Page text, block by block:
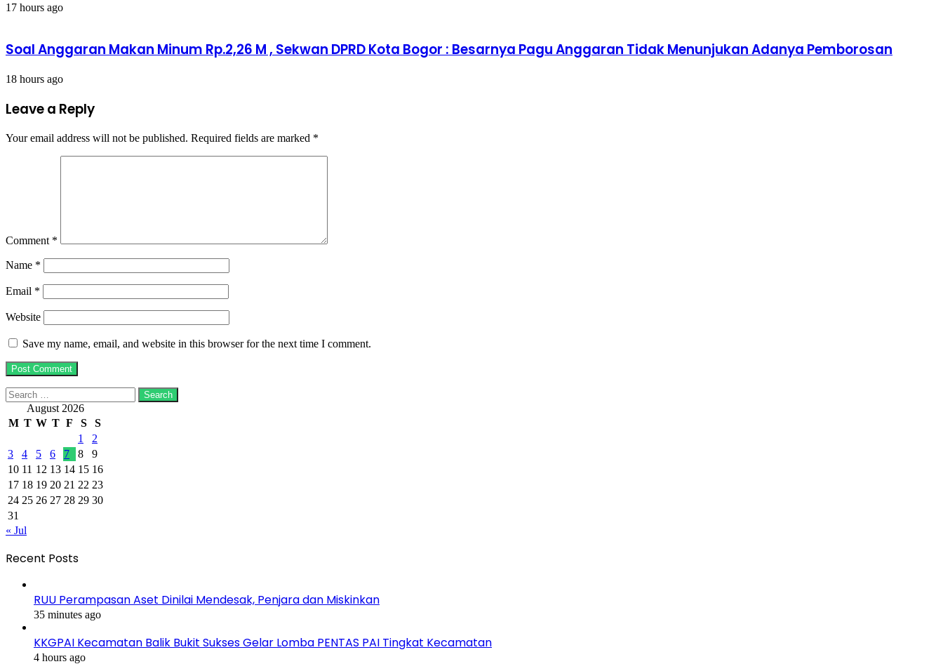
17 hours ago
Soal Anggaran Makan Minum Rp.2,26 M , Sekwan DPRD Kota Bogor : Besarnya Pagu Anggaran Tidak Menunjukan Adanya Pemborosan
18 hours ago
Leave a Reply
Your email address will not be published. Required fields are marked *
Comment *
Name *
Email *
Website
Save my name, email, and website in this browser for the next time I comment.
Search
for: August 2026
M T W T F S
S
1
2
3
4 5 6 7 8
9
10 11 12 13 14 15 16
17 18 19 20 21 22 23
24 25 26 27 28 29 30
31
« Jul
Recent Posts
RUU Perampasan Aset Dinilai Mendesak, Penjara dan Miskinkan
35 minutes ago
KKGPAI Kecamatan Balik Bukit Sukses Gelar Lomba PENTAS PAI Tingkat Kecamatan
4 hours ago